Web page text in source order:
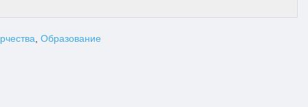
Образование